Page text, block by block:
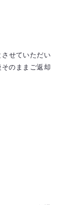
させていただい
そのままご返却